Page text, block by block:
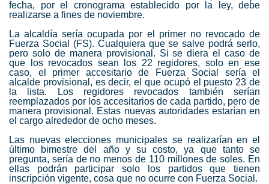
fecha, por el cronograma establecido por la ley, debe
realizarse a fines de noviembre.
La alcaldía sería ocupada por el primer no revocado de
Fuerza Social (FS). Cualquiera que se salve podrá serlo,
pero solo de manera provisional. Si se diera el caso de
que los revocados sean los 22 regidores, solo en ese
caso, el primer accesitario de Fuerza Social sería el
alcalde provisional, es decir, el que ocupó el puesto 23 de
la lista. Los regidores revocados también serían
reemplazados por los accesitarios de cada partido, pero de
manera provisional. Estas nuevas autoridades estarían en
el cargo alrededor de ocho meses.
Las nuevas elecciones municipales se realizarían en el
último bimestre del año y su costo, ya que tanto se
pregunta, sería de no menos de 110 millones de soles. En
ellas podrán participar solo los partidos que tienen
inscripción vigente, cosa que no ocurre con Fuerza Social.